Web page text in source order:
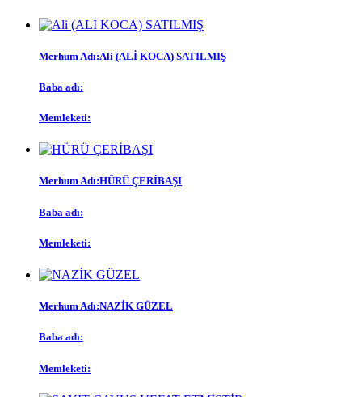
Merhum Adı:Ali (ALİ KOCA) SATILMIŞ
Baba adı:
Memleketi:
Merhum Adı:HÜRÜ ÇERİBAŞI
Baba adı:
Memleketi:
Merhum Adı:NAZİK GÜZEL
Baba adı:
Memleketi: